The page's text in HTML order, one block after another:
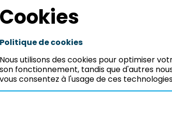
l’impact de l’IA sur les organisations et les
clients
Consultant à l’ère de l’IA (matin)
Cookies
Politique de cookies
Nous utilisons des cookies pour optimiser
son fonctionnement, tandis que d'autres
vous consentez à l'usage de ces